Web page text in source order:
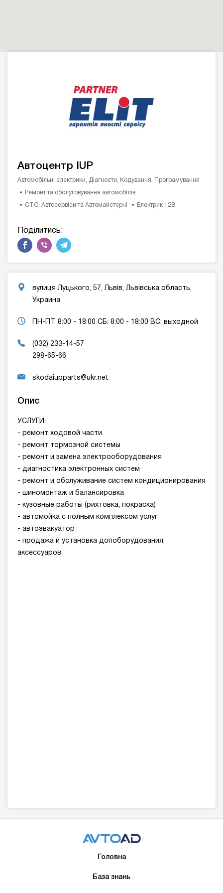
Автоцентр IUP
Автомобільні електрики, Діагности, Кодування, Програмування
Ремонт та обслуговування автомобілів
СТО, Автосервіси та Автомайстерні Електрик 12В
Поділитись:
вулиця Луцького, 57, Львів, Львівська область,
Украина
ПН-ПТ: 8:00 - 18:00 СБ: 8:00 - 18:00 ВC: выходной
(032) 233-14-57
298-65-66
skodaiupparts@ukr.net
Опис
УCЛУГИ:
- ремонт ходовой части
- ремонт тормозной системы
- ремонт и замена электрооборудования
- диагностика электронных систем
- ремонт и обслуживание систем кондиционирования
- шиномонтаж и балансировка
- кузовные работы (рихтовка, покраска)
- автомойка с полным комплексом услуг
- автоэвакуатор
- продажа и установка допоборудования,
аксессуаров
Головна
База знань